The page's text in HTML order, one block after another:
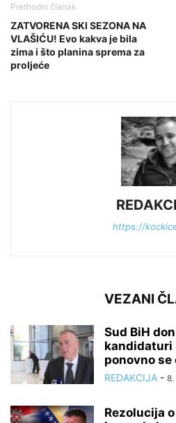
Prethodni članak
ZATVORENA SKI SEZONA NA
VLAŠIĆU! Evo kakva je bila
zima i što planina sprema za
proljeće
https://
VEZANI
Sud BiH
kandidaturi
ponovno se
REDAKCIJA - 8.
Rezolucija